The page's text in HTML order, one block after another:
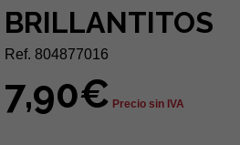
BRILLANTITOS
Ref. 804877016
7,90€ Precio sin IVA